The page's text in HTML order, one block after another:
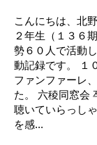
こんにちは、北
２年生（１３６
勢６０人で活動
動記録です。 １
ファンファーレ
た。 六稜同窓会
聴いていらっし
を感...